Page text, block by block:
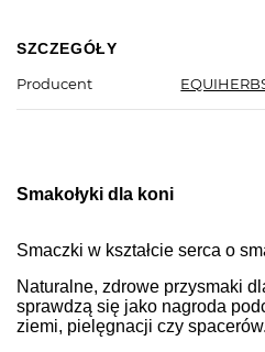
SZCZEGÓŁY
Producent
Smakołyki dla koni
Smaczki w kształcie serca o
Naturalne, zdrowe przysmaki
sprawdzą się jako nagroda
ziemi, pielęgnacji czy spacerów.